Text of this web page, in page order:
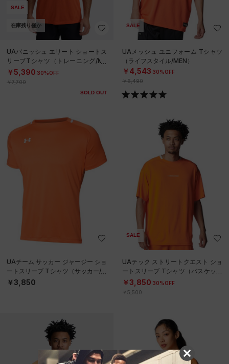
SALE
在庫残り僅か
UAバニッシュ エリート ショートス
リーブTシャツ（トレーニング/ME
N）
￥5,390 30%OFF
￥7,700
SOLD OUT
SALE
UAメッシュ ユニフォーム Tシャツ
（ライフスタイル/MEN）
￥4,543 30%OFF
￥6,490
UAチーム サッカー ジャージー ショ
ートスリーブ Tシャツ（サッカー/M
EN）
￥3,850
SALE
UAテック ストリートクエスト ショ
ートスリーブ Tシャツ（バスケット
ボール/MEN）
￥3,850 30%OFF
￥5,500